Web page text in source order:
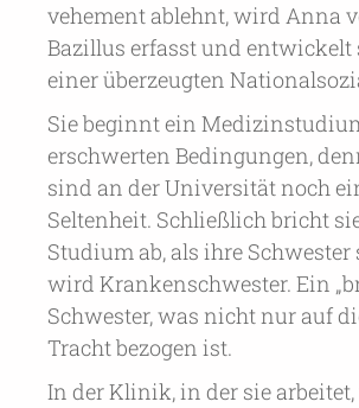
vehement ablehnt, wird Anna
Bazillus erfasst und entwickelt
einer überzeugten
Sie beginnt ein
erschwerten Bedingungen,
sind an der Universität noch
Seltenheit. Schließlich bricht
Studium ab, als ihre
wird Krankenschwester. Ein
Schwester, was nicht nur auf
Tracht bezogen ist.
In der Klinik, in der sie